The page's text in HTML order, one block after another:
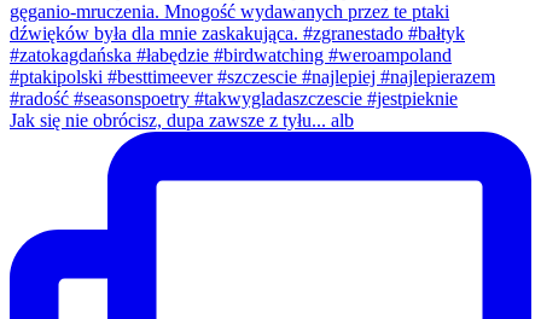
Jak się nie obrócisz, dupa zawsze z tyłu... alb